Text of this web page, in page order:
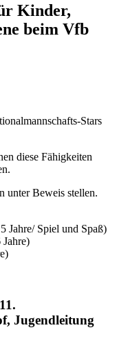
Kinder,
beim Vfb
Stars
diese Fähigkeiten
unter Beweis stellen.
Jahre/ Spiel und Spaß)
Jugendleitung